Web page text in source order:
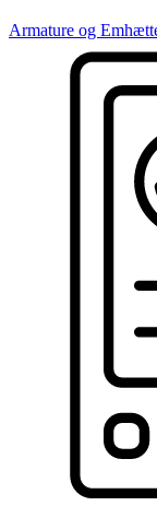
Armature og